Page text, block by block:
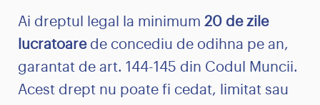
Ai dreptul legal la minimum 20 de zile
lucratoarede concediu de odihna pe an,
garantat de art. 144-145 din Codul Muncii.
Acest drept nu poate fi cedat, limitat sau